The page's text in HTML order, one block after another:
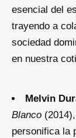
esencial del
trayendo a
sociedad
en nuestra
Melvin
Blanco
personifica la